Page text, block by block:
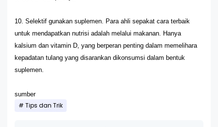
10. Selektif gunakan suplemen. Para ahli sepakat cara terbaik
untuk mendapatkan nutrisi adalah melalui makanan. Hanya
kalsium dan vitamin D, yang berperan penting dalam memelihara
kepadatan tulang yang disarankan dikonsumsi dalam bentuk
suplemen.
sumber
Tips dan Trik